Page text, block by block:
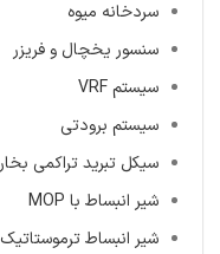
سردخانه میوه
سنسور یخچال و فریزر
سیستم VRF
سیستم برودتی
سیکل تبرید تراکمی بخار
شیر انبساط با MOP
شیر انبساط ترموستاتیک